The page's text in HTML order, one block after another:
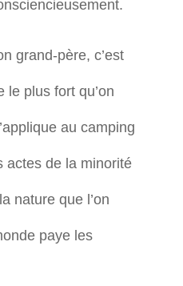
grand-père, c’est
le plus fort qu’on
au camping
actes de la minorité
nature que l’on
paye les